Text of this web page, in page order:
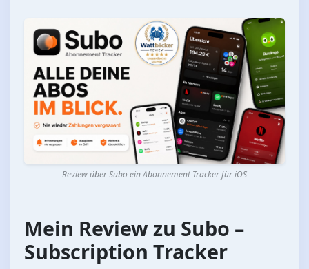
Review über Subo ein Abonnement Tracker für iOS
Mein Review zu Subo –
Subscription Tracker